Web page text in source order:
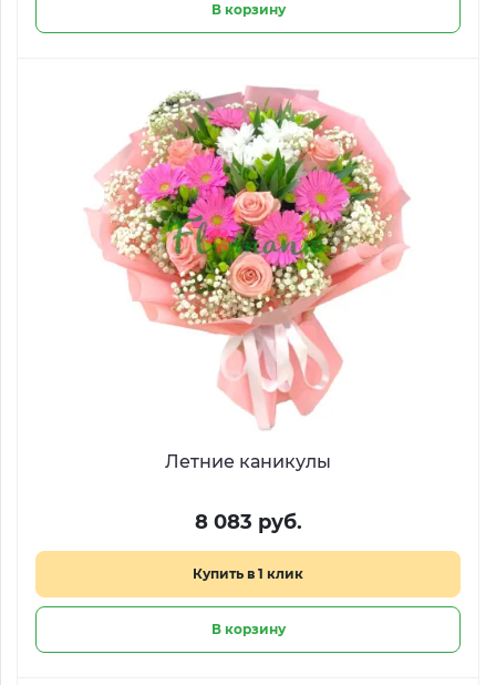
В корзину
Летние каникулы
8 083 руб.
Купить в 1 клик
В корзину